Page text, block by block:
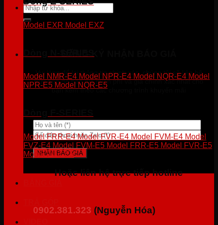
Tìm
kiếm:
Vui lòng để lại thông tin chính xác, chúng tôi sẽ liên hệ
trực tiếp để báo giá miễn phí và giá chính xác nhất cho
bạn kèm theo các chương trình khuyến mãi
Hoặc liên hệ trực tiếp hotline
0902.381.323 (Nguyễn Hóa)
Model EXR Model EXZ
Model NMR-E4 Model NPR-E4 Model NQR-E4 Model
NPR-E5 Model NQR-E5
Model FRR-E4 Model FVR-E4 Model FVM-E4 Model
FVZ-E4 Model FVM-E5 Model FRR-E5 Model FVR-E5
Model FVZ-E5